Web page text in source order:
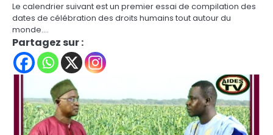
Le calendrier suivant est un premier essai de compilation des
dates de célébration des droits humains tout autour du
monde.…
Partagez sur :